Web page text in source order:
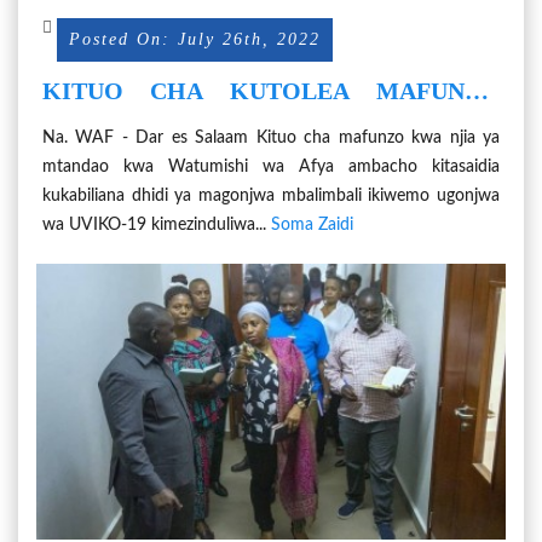
Posted On: July 26th, 2022
KITUO CHA KUTOLEA MAFUNZO
Na. WAF - Dar es Salaam Kituo cha mafunzo kwa njia ya
mtandao kwa Watumishi wa Afya ambacho kitasaidia
kukabiliana dhidi ya magonjwa mbalimbali ikiwemo ugonjwa
wa UVIKO-19 kimezinduliwa... Soma Zaidi